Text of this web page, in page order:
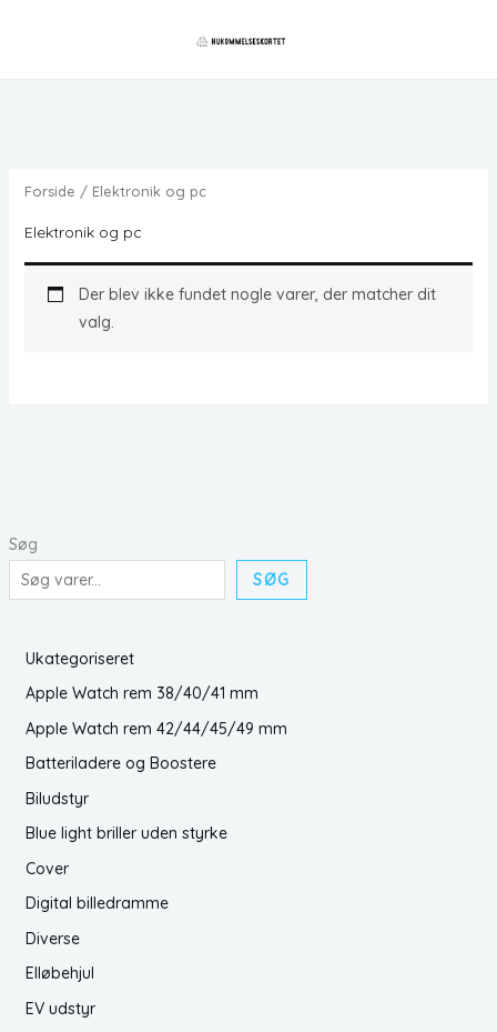
Søg
SØG
Ukategoriseret
Apple Watch rem 38/40/41 mm
Apple Watch rem 42/44/45/49 mm
Batteriladere og Boostere
Biludstyr
Blue light briller uden styrke
Cover
Digital billedramme
Diverse
Elløbehjul
EV udstyr
Forside / Elektronik og pc
Elektronik og pc
Der blev ikke fundet nogle varer, der matcher dit
valg.